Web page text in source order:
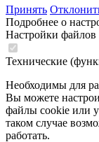
Принять
Подробнее о
Настройки файлов
Технические
Необходимы для
Вы можете
файлы cookie или
таком случае
работать.